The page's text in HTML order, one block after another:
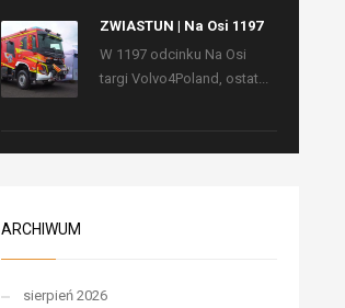
ZWIASTUN | Na Osi 1197
W 1197 odcinku Na Osi
targi Volvo4Poland, ostat...
ARCHIWUM
sierpień 2026